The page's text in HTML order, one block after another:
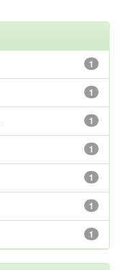
1
1
1
1
1
1
1